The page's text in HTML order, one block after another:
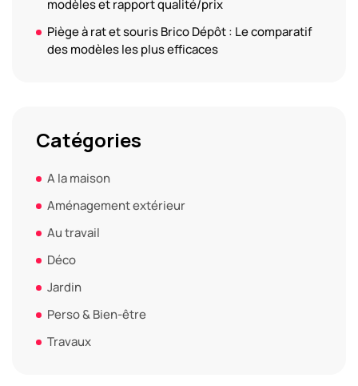
modèles et rapport qualité/prix
Piège à rat et souris Brico Dépôt : Le comparatif
des modèles les plus efficaces
Catégories
A la maison
Aménagement extérieur
Au travail
Déco
Jardin
Perso & Bien-être
Travaux